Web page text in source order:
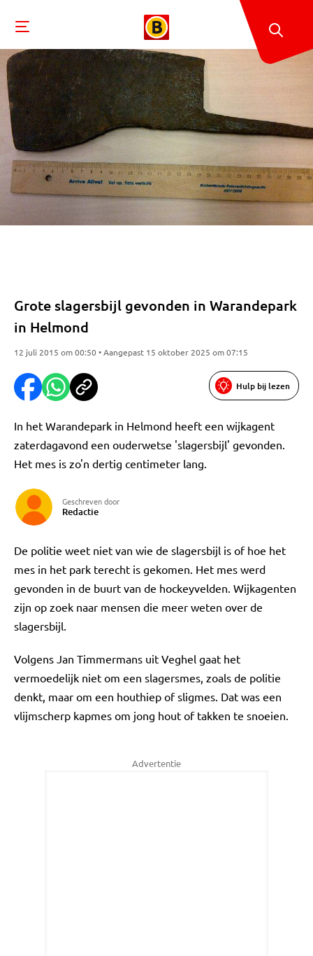
Grote slagersbijl gevonden in Warandepark
in Helmond
12 juli 2015 om 00:50 • Aangepast 15 oktober 2025 om 07:15
Hulp bij lezen
In het Warandepark in Helmond heeft een wijkagent
zaterdagavond een ouderwetse 'slagersbijl' gevonden.
Het mes is zo'n dertig centimeter lang.
Geschreven door
Redactie
De politie weet niet van wie de slagersbijl is of hoe het
mes in het park terecht is gekomen. Het mes werd
gevonden in de buurt van de hockeyvelden. Wijkagenten
zijn op zoek naar mensen die meer weten over de
slagersbijl.
Volgens Jan Timmermans uit Veghel gaat het
vermoedelijk niet om een slagersmes, zoals de politie
denkt, maar om een houthiep of sligmes. Dat was een
vlijmscherp kapmes om jong hout of takken te snoeien.
Advertentie